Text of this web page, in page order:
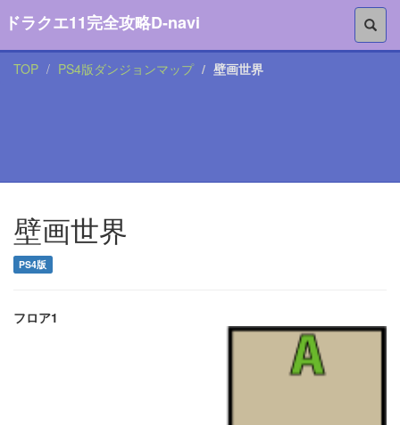
ドラクエ11完全攻略D-navi
TOP PS4版ダンジョンマップ 壁画世界
壁画世界
PS4版
フロア1